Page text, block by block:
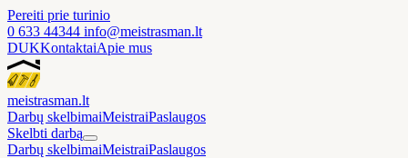
Pereiti prie turinio
0 633 44344 info@meistrasman.lt
DUKKontaktaiApie mus
meistrasman.lt
Darbų skelbimaiMeistraiPaslaugos
Skelbti darbą
Darbų skelbimaiMeistraiPaslaugos